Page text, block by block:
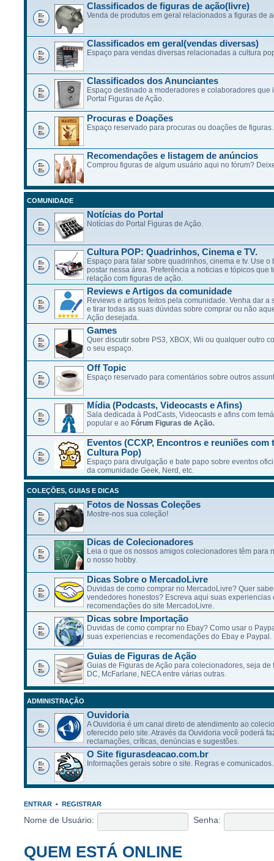
Classificados de figuras de ação(livre)
Venda de produtos em geral relacionados a figuras de
Classificados em geral(vendas diversas)
Espaço para vendas diversas relacionadas a cultura
Classificados dos Anunciantes
Espaço destinado a moderadores e colaboradores que
Portal Figuras de Ação.
Procuras e Doações
Espaço reservado para procuras ou doações de figuras.
Recomendações e listagem de anúncios
Comprou figuras de algum usuário aqui no fórum?
COMUNIDADE
Notícias do Portal
Notícias do Portal Figuras de Ação.
Cultura POP: Quadrinhos, Cinema e TV.
Espaço para falar sobre quadrinhos, cinema e tv. Use o
postar nessa área. Preferência a noticias e tópicos que
relação com figuras de ação.
Reviews e Artigos da comunidade
Reviews e artigos feitos pela comunidade. Venha dar a
e tirar todas as suas dúvidas sobre comprar ou não
Ação desejada.
Games
Quer discutir sobre PS3, XBOX, Wii ou qualquer outro
o seu espaço.
Off Topic
Espaço reservado para comentários sobre outros
Mídia (Podcasts, Videocasts e Afins)
Sala dedicada à PodCasts, Videocasts e afins com
popular e ao Fórum Figuras de Ação.
Eventos (CCXP, Encontros e reuniões com
Cultura Pop)
Espaço para divulgação e bate papo sobre eventos
da comunidade Geek, Nerd, etc.
COLEÇÕES, GUIAS E DICAS
Fotos de Nossas Coleções
Mostre-nos sua coleção!
Dicas de Colecionadores
Leia o que os nossos amigos colecionadores têm para
o nosso hobby.
Dicas Sobre o MercadoLivre
Duvidas de como comprar no MercadoLivre? Quer
vendedores honestos? Escreva aqui suas experiencias
recomendações do site MercadoLivre.
Dicas sobre Importação
Duvidas de como comprar no Ebay? Como usar o
suas experiencias e recomendações do Ebay e Paypal.
Guias de Figuras de Ação
Guias de Figuras de Ação para colecionadores, seja de
DC, McFarlane, NECA entre várias outras.
ADMINISTRAÇÃO
Ouvidoria
A Ouvidoria é um canal direto de atendimento ao
oferecido pelo site. Através da Ouvidoria você poderá
reclamações, críticas, denúncias e sugestões.
O Site figurasdeacao.com.br
Informações gerais sobre o site. Regras e comunicados.
ENTRAR• REGISTRAR
Nome de Usuário: Senha:
QUEM ESTÁ ONLINE